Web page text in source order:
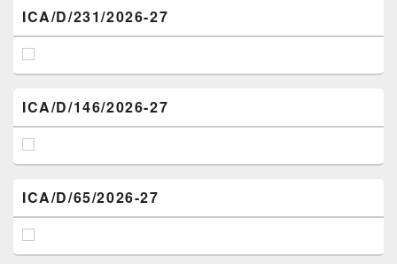
ICA/D/231/2026-27
ICA/D/146/2026-27
ICA/D/65/2026-27